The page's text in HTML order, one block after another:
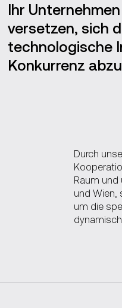
Ihr
versetzen, sich
technologische
Konkurrenz
Durch
Raum und
und Wien,
um die